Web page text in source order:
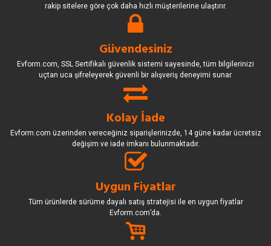
rakip sitelere göre çok daha hızlı müşterilerine ulaştırır.
Güvendesiniz
Evform.com, SSL Sertifikalı güvenlik sistemi sayesinde, tüm bilgilerinizi
uçtan uca şifreleyerek güvenli bir alışveriş deneyimi sunar.
Kolay İade
Evform.com üzerinden vereceğiniz siparişlerinizde, 14 güne kadar ücretsiz
değişim ve iade imkanı bulunmaktadır.
Uygun Fiyatlar
Tüm ürünlerde sürüme dayalı satış stratejisi ile en uygun fiyatlar
Evform.com’da.